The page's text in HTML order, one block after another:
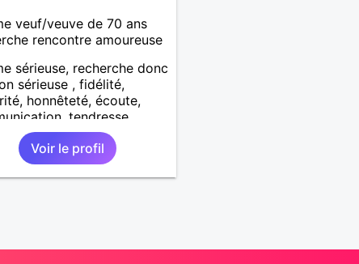
veuf/veuve de 70 ans
rencontre amoureuse
sérieuse, recherche donc
sérieuse , fidélité,
honnêteté, écoute,
tendresse,
Voir le profil